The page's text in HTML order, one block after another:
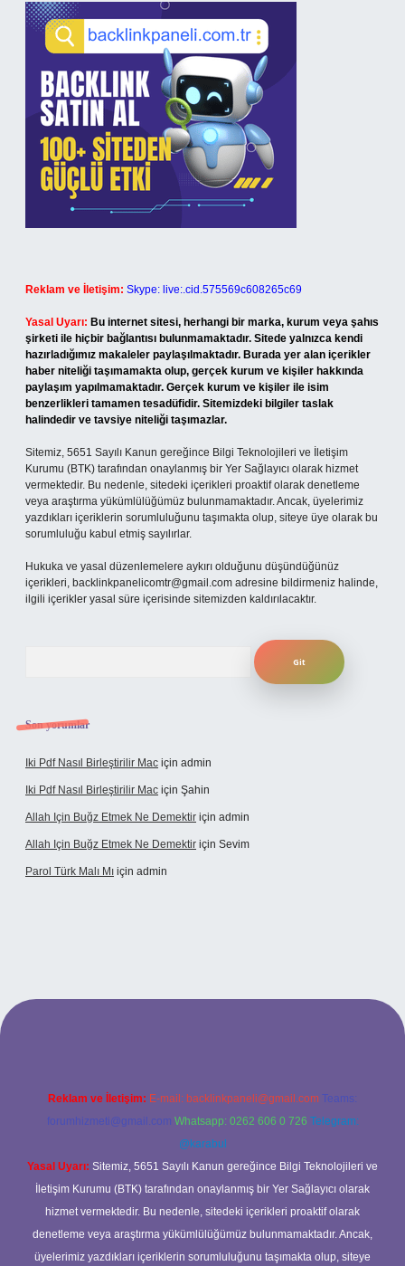
Reklam ve İletişim: Skype: live:.cid.575569c608265c69
Yasal Uyarı: Bu internet sitesi, herhangi bir marka, kurum veya şahıs
şirketi ile hiçbir bağlantısı bulunmamaktadır. Sitede yalnızca kendi
hazırladığımız makaleler paylaşılmaktadır. Burada yer alan içerikler
haber niteliği taşımamakta olup, gerçek kurum ve kişiler hakkında
paylaşım yapılmamaktadır. Gerçek kurum ve kişiler ile isim
benzerlikleri tamamen tesadüfidir. Sitemizdeki bilgiler taslak
halindedir ve tavsiye niteliği taşımazlar.
Sitemiz, 5651 Sayılı Kanun gereğince Bilgi Teknolojileri ve İletişim
Kurumu (BTK) tarafından onaylanmış bir Yer Sağlayıcı olarak hizmet
vermektedir. Bu nedenle, sitedeki içerikleri proaktif olarak denetleme
veya araştırma yükümlülüğümüz bulunmamaktadır. Ancak, üyelerimiz
yazdıkları içeriklerin sorumluluğunu taşımakta olup, siteye üye olarak bu
sorumluluğu kabul etmiş sayılırlar.
Hukuka ve yasal düzenlemelere aykırı olduğunu düşündüğünüz
içerikleri, backlinkpanelicomtr@gmail.com adresine bildirmeniz halinde,
ilgili içerikler yasal süre içerisinde sitemizden kaldırılacaktır.
Son yorumlar
Iki Pdf Nasıl Birleştirilir Mac için admin
Iki Pdf Nasıl Birleştirilir Mac için Şahin
Allah Için Buğz Etmek Ne Demektir için admin
Allah Için Buğz Etmek Ne Demektir için Sevim
Parol Türk Malı Mı için admin
Reklam ve İletişim: E-mail: backlinkpaneli@gmail.com Teams:
forumhizmeti@gmail.com Whatsapp: 0262 606 0 726 Telegram:
@karabul
Yasal Uyarı: Sitemiz, 5651 Sayılı Kanun gereğince Bilgi Teknolojileri ve
İletişim Kurumu (BTK) tarafından onaylanmış bir Yer Sağlayıcı olarak
hizmet vermektedir. Bu nedenle, sitedeki içerikleri proaktif olarak
denetleme veya araştırma yükümlülüğümüz bulunmamaktadır. Ancak,
üyelerimiz yazdıkları içeriklerin sorumluluğunu taşımakta olup, siteye